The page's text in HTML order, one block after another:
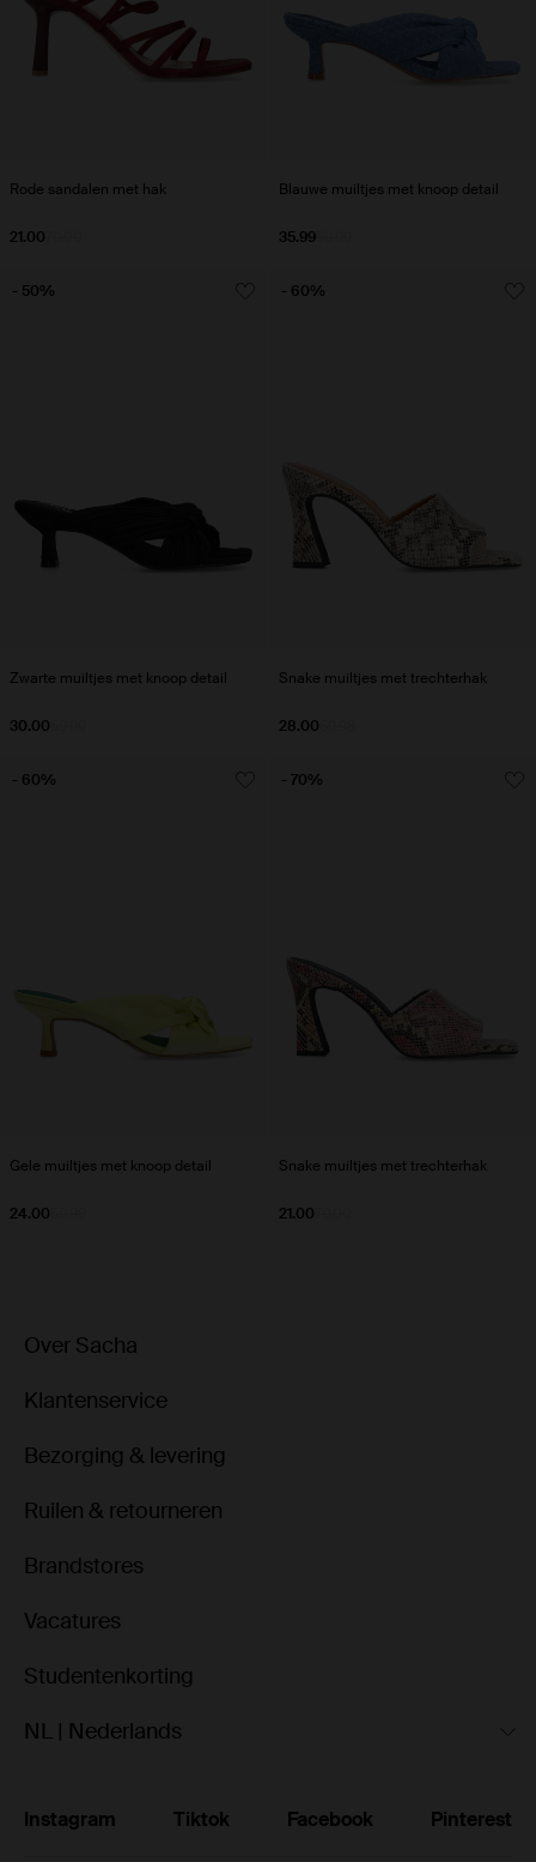
Rode sandalen met hak
21.00
Blauwe muiltjes met knoop detail
35.99
Zwarte muiltjes met knoop detail
30.00
- 50%
Snake muiltjes met trechterhak
28.00
- 60%
Gele muiltjes met knoop detail
24.00
- 60%
Snake muiltjes met trechterhak
21.00
- 70%
Over Sacha
Klantenservice
Bezorging & levering
Ruilen & retourneren
Brandstores
Vacatures
Studentenkorting
NL | Nederlands
Instagram Tiktok Facebook Pinterest